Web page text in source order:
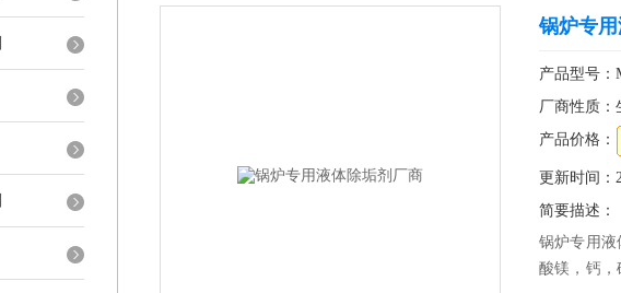
锅炉专
产品型号：
厂商性质：
产品价格：
更新时间：
简要描述：
锅炉专用液
酸镁，钙，